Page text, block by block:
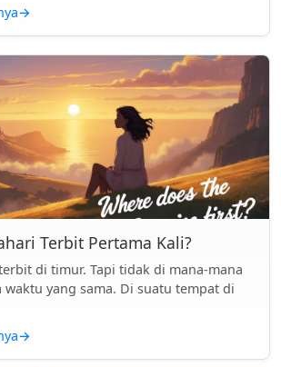
→
Terbit Pertama Kali?
di timur. Tapi tidak di mana-mana
waktu yang sama. Di suatu tempat di
→